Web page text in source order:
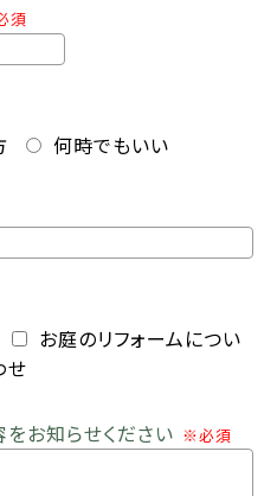
須
何時でもいい
お庭のリフォームについ
せ
お知らせください ※必須